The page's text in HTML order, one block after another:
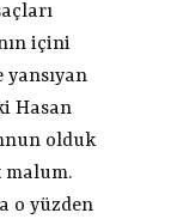
içini
yansıyan
Hasan
olduk
malum.
o yüzden